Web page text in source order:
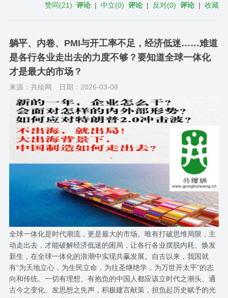
赞同(21) 评论 |中立(0) 评论 | 反对(0) 评论 |收藏
躺平、内卷、PMI与开工率不足，经济低迷……难道
是各行各业走出去的力度不够？要知道全球一体化
才是最大的市场？
来源：共绘网 日期：2026-03-08
全球一体化是时代潮流，更是最大的市场。唯有打破思维局限，主
动走出去，才能破解经济低迷的困局，让各行各业摆脱内耗、焕发
新生，在全球一体化的浪潮中实现共赢发展。自古以来，我国就
有“为天地立心，为生民立命，为往圣继绝学，为万世开太平”的志
向和传统。一切有理想、有抱负的中国人都应该立时代之潮头、通
古今之变化、发思想之先声，积极建言献策，担负起历史赋予的光